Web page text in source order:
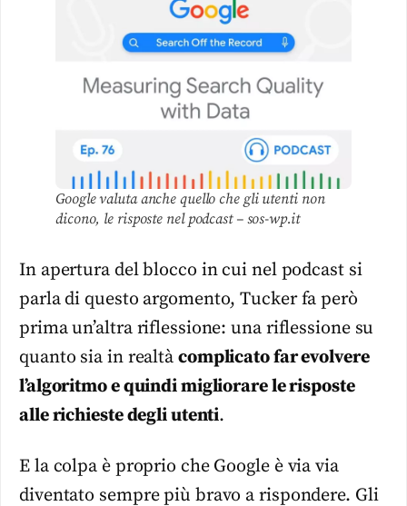
Google valuta anche quello che gli utenti non
dicono, le risposte nel podcast – sos-wp.it
In apertura del blocco in cui nel podcast si
parla di questo argomento, Tucker fa però
prima un’altra riflessione: una riflessione su
quanto sia in realtà complicato far evolvere
l’algoritmo e quindi migliorare le risposte
alle richieste degli utenti.
E la colpa è proprio che Google è via via
diventato sempre più bravo a rispondere. Gli